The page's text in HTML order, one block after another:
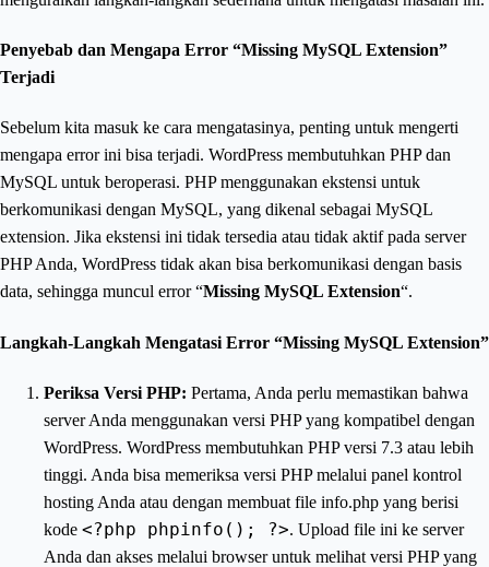
Penyebab dan Mengapa Error “Missing MySQL Extension”
Terjadi
Sebelum kita masuk ke cara mengatasinya, penting untuk mengerti
mengapa error ini bisa terjadi. WordPress membutuhkan PHP dan
MySQL untuk beroperasi. PHP menggunakan ekstensi untuk
berkomunikasi dengan MySQL, yang dikenal sebagai MySQL
extension. Jika ekstensi ini tidak tersedia atau tidak aktif pada server
PHP Anda, WordPress tidak akan bisa berkomunikasi dengan basis
data, sehingga muncul error “Missing MySQL Extension“.
Langkah-Langkah Mengatasi Error “Missing MySQL Extension”
Periksa Versi PHP: Pertama, Anda perlu memastikan bahwa
server Anda menggunakan versi PHP yang kompatibel dengan
WordPress. WordPress membutuhkan PHP versi 7.3 atau lebih
tinggi. Anda bisa memeriksa versi PHP melalui panel kontrol
hosting Anda atau dengan membuat file info.php yang berisi
kode <?php phpinfo(); ?>. Upload file ini ke server
Anda dan akses melalui browser untuk melihat versi PHP yang